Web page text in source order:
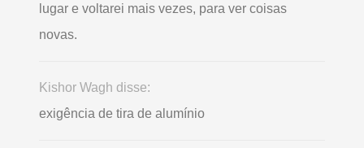
lugar e voltarei mais vezes, para ver coisas
novas.
Kishor Wagh disse:
exigência de tira de alumínio